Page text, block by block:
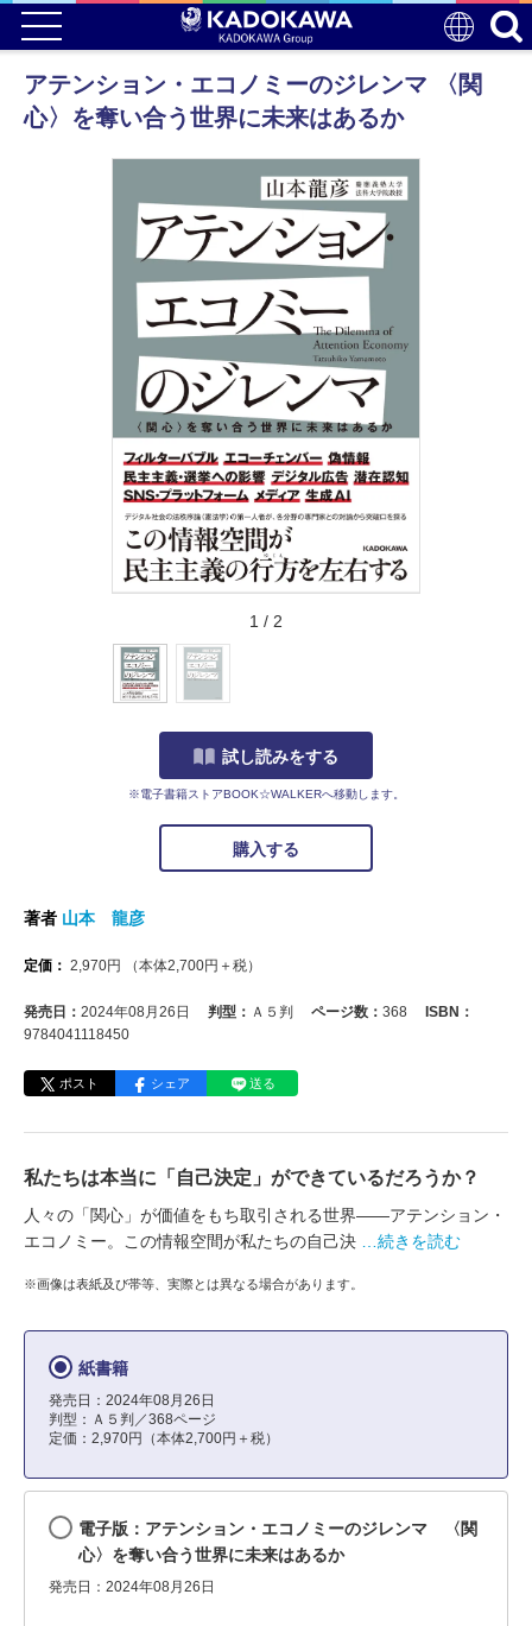
アテンション・エコノミーのジレンマ 〈関
心〉を奪い合う世界に未来はあるか
1 / 2
試し読みをする
※電子書籍ストアBOOK☆WALKERへ移動します。
購入する
著者 山本 龍彦
定価： 2,970円 （本体2,700円＋税）
発売日： 2024年08月26日 判型： Ａ５判 ページ数： 368
ISBN：
9784041118450
ポスト シェア 送る
私たちは本当に「自己決定」ができているだろうか？
人々の「関心」が価値をもち取引される世界――アテンション・
エコノミー。この情報空間が私たちの自己決
…続きを読む
※画像は表紙及び帯等、実際とは異なる場合があります。
紙書籍
発売日：2024年08月26日
判型：Ａ５判／368ページ
定価：2,970円（本体2,700円＋税）
電子版：アテンション・エコノミーのジレンマ 〈関
心〉を奪い合う世界に未来はあるか
発売日：2024年08月26日